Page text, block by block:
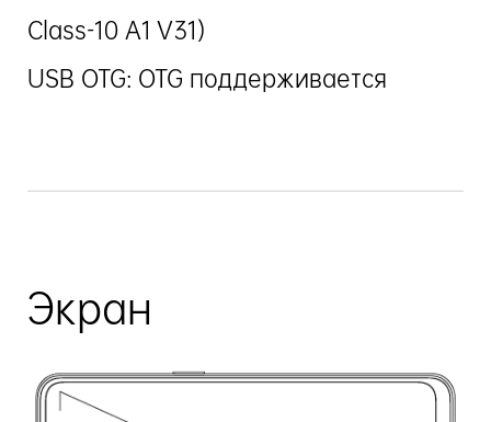
Class-10 A1 V31)
USB OTG: OTG поддерживается
Экран